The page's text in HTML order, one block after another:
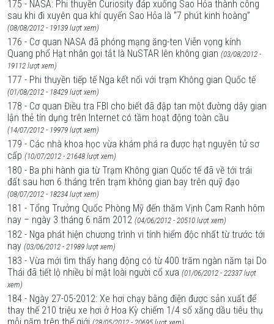
175 - NASA: Phi thuyền Curiosity đáp xuống Sao Hỏa thành công
sau khi đi xuyên qua khí quyển Sao Hỏa là “7 phút kinh hoàng”
(08/08/2012 - 19139 lượt xem)
176 - Cơ quan NASA đã phóng mạng ăng-ten Viễn vọng kính
Quang phổ Hạt nhân gọi tắt là NuSTAR lên không gian (03/08/2012 -
19112 lượt xem)
177 - Phi thuyền tiếp tế Nga kết nối với trạm Không gian Quốc tế
(01/08/2012 - 18429 lượt xem)
178 - Cơ quan Điều tra FBI cho biết đã đập tan một đường dây gian
lận thẻ tín dụng trên Internet có tầm hoạt động toàn cầu
(14/07/2012 - 19979 lượt xem)
179 - Các nhà khoa học vừa khám phá ra được hạt nguyên tử sơ
cấp (10/07/2012 - 21648 lượt xem)
180 - Ba phi hành gia từ Trạm Không gian Quốc tế đã về tới trái
đất sau hơn 6 tháng trên trạm không gian bay trên quỹ đạo
(08/07/2012 - 18234 lượt xem)
181 - Tổng Trưởng Quốc Phòng Mỹ đến thăm Vịnh Cam Ranh hôm
nay – ngày 3 tháng 6 năm 2012 (04/06/2012 - 20510 lượt xem)
182 - Nga phát hiện chương trình vi tính hiểm độc nhất từ trước tới
nay (03/06/2012 - 21989 lượt xem)
183 - Vừa mới tìm thấy hang động có từ 400 trăm ngàn năm tại Do
Thái đã tiết lộ nhiều bí mật loài người cổ xưa (01/06/2012 - 22337 lượt
xem)
184 - Ngày 27-05-2012: Xe hơi chạy bằng điện được sản xuất để
thay thế 210 triệu xe hơi ở Hoa Kỳ chiếm 1/4 số xăng dầu tiêu thụ